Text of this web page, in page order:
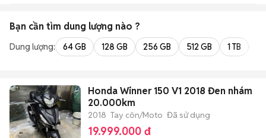
Bạn cần tìm dung lượng nào ?
Dung lượng: 64 GB 128 GB 256 GB 512 GB 1 TB
Honda Winner 150 V1 2018 Đen nhám
20.000km
2018 Tay côn/Moto Đã sử dụng
19.999.000 đ